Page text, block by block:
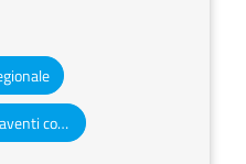
Determinazioni dirigenziali aventi contenuto di interesse generale